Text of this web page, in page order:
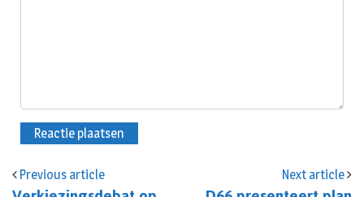
Previous article Next article